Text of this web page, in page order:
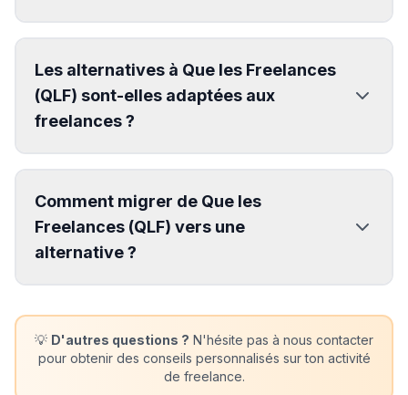
Les alternatives à Que les Freelances
(QLF) sont-elles adaptées aux
freelances ?
Comment migrer de Que les
Freelances (QLF) vers une
alternative ?
💡 D'autres questions ? N'hésite pas à nous contacter
pour obtenir des conseils personnalisés sur ton activité
de freelance.